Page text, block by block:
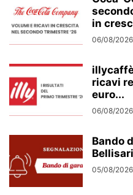
in
06/08/2026
ricavi
euro...
06/08/2026
Bando
05/08/2026